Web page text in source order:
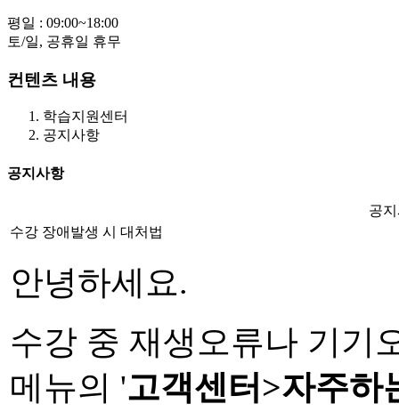
평일 : 09:00~18:00
토/일, 공휴일 휴무
컨텐츠 내용
학습지원센터
공지사항
공지사항
공
수강 장애발생 시 대처법
안녕하세요.
수강 중 재생오류나 기기
메뉴의 '고객센터>자주하